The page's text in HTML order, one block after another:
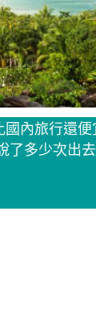
內旅行還
了多少次出